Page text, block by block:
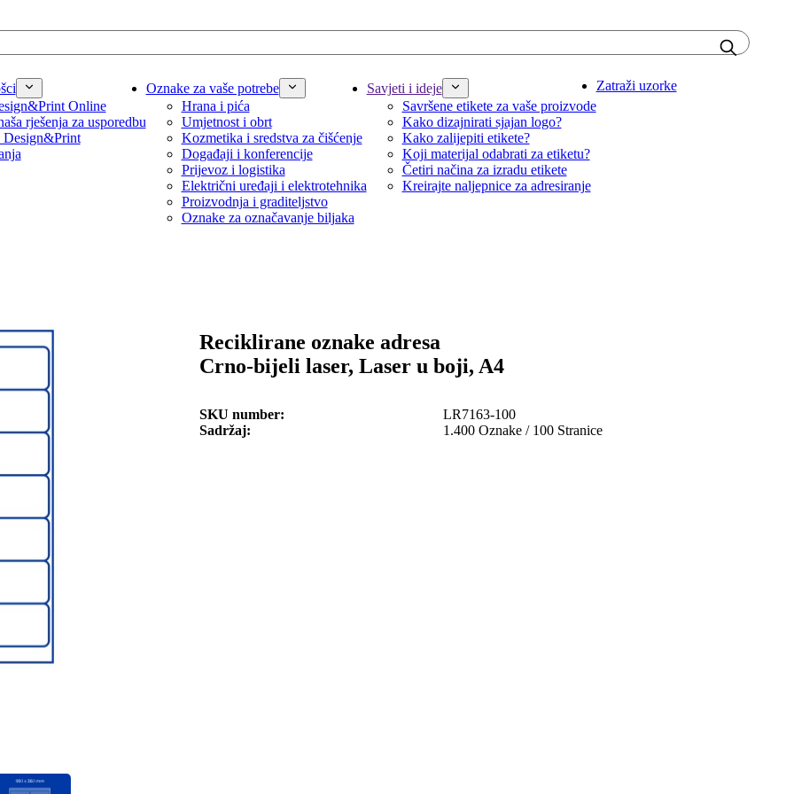
Online
rješenja za usporedbu
Design&Print
Oznake za vaše potrebe
Hrana i pića
Umjetnost i obrt
Kozmetika i sredstva za čišćenje
Događaji i konferencije
Prijevoz i logistika
Električni uređaji i elektrotehnika
Proizvodnja i graditeljstvo
Oznake za označavanje biljaka
Savjeti i ideje
Savršene etikete za vaše proizvode
Kako dizajnirati sjajan logo?
Kako zalijepiti etikete?
Koji materijal odabrati za etiketu?
Četiri načina za izradu etikete
Kreirajte naljepnice za adresiranje
Zatraži uzorke
Reciklirane oznake adresa
Crno-bijeli laser, Laser u boji, A4
SKU number
LR7163-100
Sadržaj
1.400 Oznake / 100 Stranice